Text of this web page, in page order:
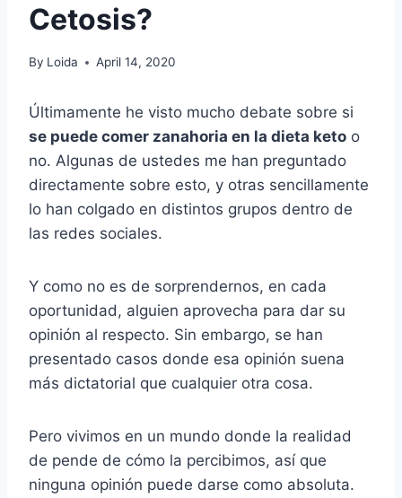
Cetosis?
By Loida April 14, 2020
Últimamente he visto mucho debate sobre si
se puede comer zanahoria en la dieta keto o
no. Algunas de ustedes me han preguntado
directamente sobre esto, y otras sencillamente
lo han colgado en distintos grupos dentro de
las redes sociales.
Y como no es de sorprendernos, en cada
oportunidad, alguien aprovecha para dar su
opinión al respecto. Sin embargo, se han
presentado casos donde esa opinión suena
más dictatorial que cualquier otra cosa.
Pero vivimos en un mundo donde la realidad
de pende de cómo la percibimos, así que
ninguna opinión puede darse como absoluta.